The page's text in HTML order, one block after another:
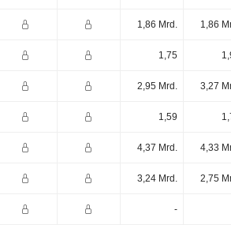
1,86 Mrd. 1,86
1,75
2,95 Mrd. 3,27
1,59
4,37 Mrd. 4,33
3,24 Mrd. 2,75
-